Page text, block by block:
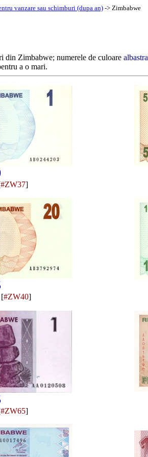
vanzare sau schimburi (dupa an) -> Zimbabwe
din Zimbabwe; numerele de culoare albastra
a o mari.
#ZW37]
#ZW40]
#ZW65]